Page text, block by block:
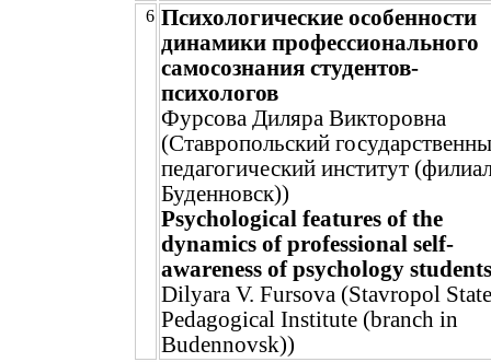
6 Психологические особенности
динамики профессионального
самосознания студентов-
психологов
Фурсова Диляра Викторовна
(Ставропольский
педагогический институт
Буденновск))
Psychological features of the
dynamics of professional self-
awareness of psychology students
Dilyara V. Fursova (Stavropol State
Pedagogical Institute (branch in
Budennovsk))